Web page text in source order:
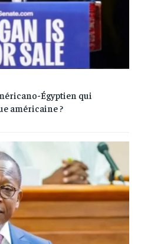
Égyptien qui
américaine ?